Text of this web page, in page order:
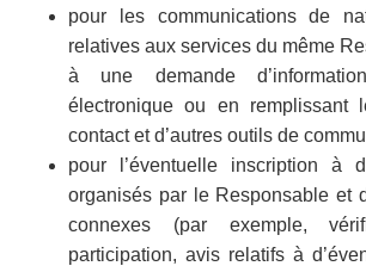
pour les communications de
relatives aux services du même
à une demande
électronique ou en remplissant
contact et d’autres outils de
pour l’éventuelle inscription à
organisés par le Responsable et
connexes (par exemple,
participation, avis relatifs à